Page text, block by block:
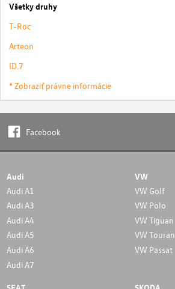
Všetky druhy
T-Roc
Arteon
ID.7
* Zobraziť právne informácie
Facebook
Audi
Audi A1
Audi A3
Audi A4
Audi A5
Audi A6
Audi A7
VW
VW Golf
VW Polo
VW Tiguan
VW Touran
VW Passat